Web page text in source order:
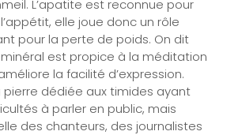
L’apatite est reconnue pour
elle joue donc un rôle
pour la perte de poids. On dit
est propice à la méditation
la facilité d’expression.
pierre dédiée aux timides ayant
à parler en public, mais
des chanteurs, des journalistes